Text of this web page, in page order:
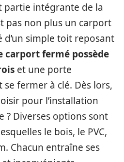
partie intégrante de la
pas non plus un carport
d’un simple toit reposant
carport fermé possède
et une porte
fermer à clé. Dès lors,
pour l’installation
? Diverses options sont
le bois, le PVC,
Chacun entraîne ses